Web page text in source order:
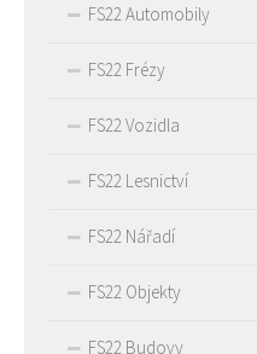
FS22 Automobily
FS22 Frézy
FS22 Vozidla
FS22 Lesnictví
FS22 Nářadí
FS22 Objekty
FS22 Budovy